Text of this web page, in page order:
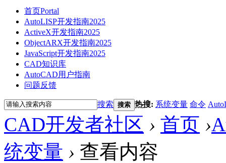
首页Portal
AutoLISP开发指南2025
ActiveX开发指南2025
ObjectARX开发指南2025
JavaScript开发指南2025
CAD知识库
AutoCAD用户指南
问题反馈
搜索 搜索 热搜: 系统变量 命令
CAD开发者社区 › 首页 ›
统变量 › 查看内容